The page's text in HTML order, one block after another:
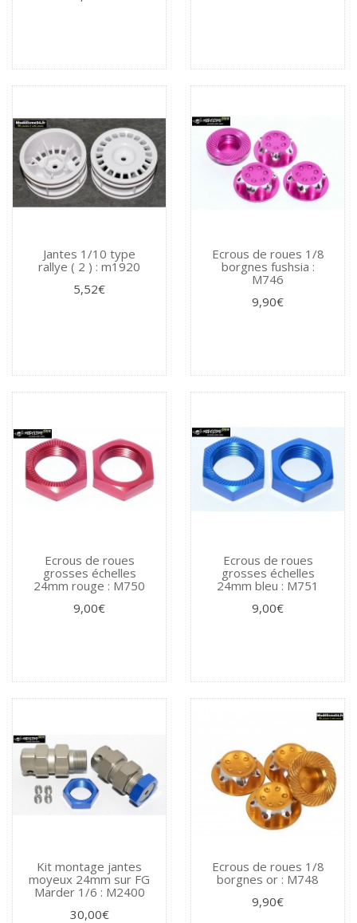
Jantes 1/10 type
rallye ( 2 ) : m1920
5,52€
Ecrous de roues 1/8
borgnes fushsia :
M746
9,90€
Ecrous de roues
grosses échelles
24mm rouge : M750
9,00€
Ecrous de roues
grosses échelles
24mm bleu : M751
9,00€
Kit montage jantes
moyeux 24mm sur FG
Marder 1/6 : M2400
30,00€
Ecrous de roues 1/8
borgnes or : M748
9,90€